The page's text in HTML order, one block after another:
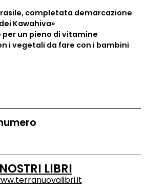
completata demarcazione
Kawahiva»
per un pieno di vitamine
i vegetali da fare con i bambini
LIBRI